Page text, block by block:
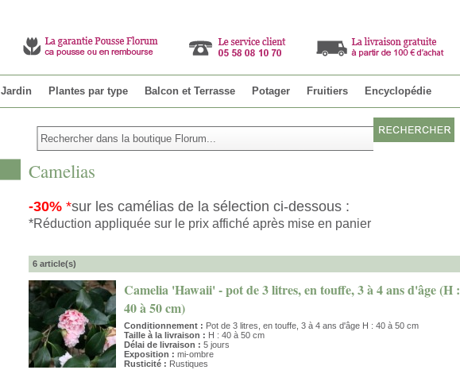
Jardin Plantes par type Balcon et Terrasse Potager Fruitiers Encyclopédie
Camelias
-30% *sur les camélias de la sélection ci-dessous :
*Réduction appliquée sur le prix affiché après mise en panier
6 article(s)
Camelia 'Hawaii' - pot de 3 litres, en touffe, 3 à 4 ans d'âge (H :
40 à 50 cm)
Conditionnement : Pot de 3 litres, en touffe, 3 à 4 ans d'âge H : 40 à 50 cm
Taille à la livraison : H : 40 à 50 cm
Délai de livraison : 5 jours
Exposition : mi-ombre
Rusticité : Rustiques